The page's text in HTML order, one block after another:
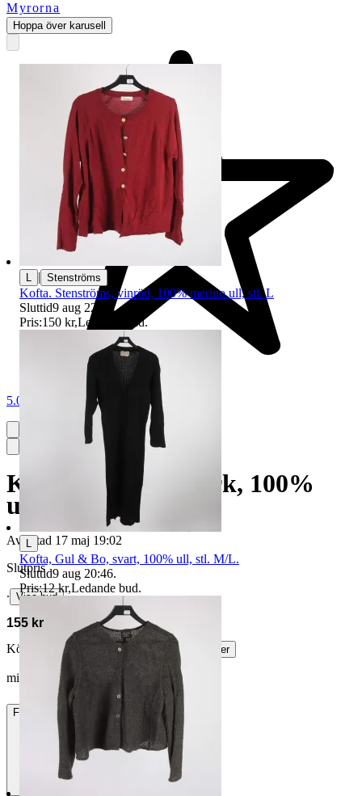
Myrorna
5.0
Kofta, Paul & Shark, 100%
ull, stl. L
Avslutad 17 maj 19:02
Slutpris
∙ Visa bud
155 kr
Köparskydd är valfritt hos företag.
Läs mer
minor4cv vann auktionen
Frakt 84 kr DSV
Hoppa över karusell
| Stenströms
Kofta. Stenströms, vinröd, 100% merino ull, stl. L
Sluttid9 aug 22:11
.
Pris:150 kr,Ledande bud.
Kofta, Gul & Bo, svart, 100% ull, stl. M/L.
Sluttid9 aug 20:46.
Pris:12 kr,Ledande bud.